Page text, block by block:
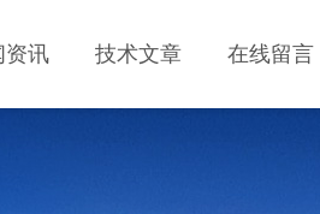
资讯 技术文章 在线留言